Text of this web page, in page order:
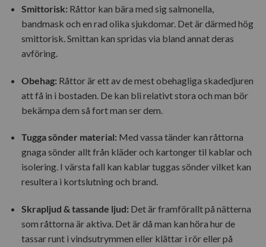
Smittorisk: Råttor kan bära med sig salmonella,
bandmask och en rad olika sjukdomar. Det är därmed hög
smittorisk. Smittan kan spridas via bland annat deras
avföring.
Obehag: Råttor är ett av de mest obehagliga skadedjuren
att få in i bostaden. De kan bli relativt stora och man bör
bekämpa dem så fort man ser dem.
Tugga sönder material: Med vassa tänder kan råttorna
gnaga sönder allt från kläder och kartonger til kablar och
isolering. I värsta fall kan kablar tuggas sönder vilket kan
resultera i kortslutning och brand.
Skrapljud & tassande ljud: Det är framförallt på nätterna
som råttorna är aktiva. Det är då man kan höra hur de
tassar runt i vindsutrymmen eller klättar i rör eller på